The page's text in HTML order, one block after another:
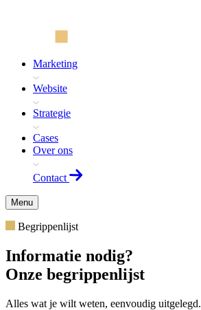
Marketing
Website
Strategie
Cases
Over ons
Contact
Menu
Begrippenlijst
Informatie nodig?
Onze begrippenlijst
Alles wat je wilt weten, eenvoudig uitgelegd.